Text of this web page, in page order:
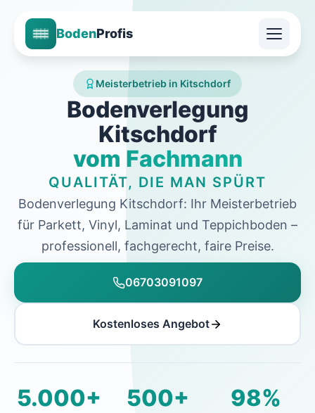
BodenProfis
Meisterbetrieb in Kitschdorf
Bodenverlegung
Kitschdorf
vom Fachmann
QUALITÄT, DIE MAN SPÜRT
Bodenverlegung Kitschdorf: Ihr Meisterbetrieb
für Parkett, Vinyl, Laminat und Teppichboden –
professionell, fachgerecht, faire Preise.
06703091097
Kostenloses Angebot
5.000+ 500+ 98%